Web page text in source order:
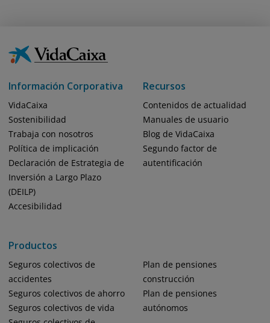
Información Corporativa
VidaCaixa
Sostenibilidad
Trabaja con nosotros
Política de implicación
Declaración de Estrategia de
Inversión a Largo Plazo
(DEILP)
Accesibilidad
Productos
Seguros colectivos de
accidentes
Seguros colectivos de ahorro
Seguros colectivos de vida
Plan de pensiones
construcción
Plan de pensiones
autónomos
Recursos
Contenidos de actualidad
Manuales de usuario
Blog de VidaCaixa
Segundo factor de
autentificación